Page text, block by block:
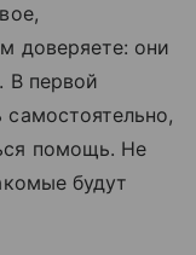
доверяете: они
В первой
помощь. Не
будут